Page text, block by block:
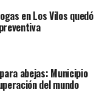
en Los Vilos quedó
abejas: Municipio
del mundo